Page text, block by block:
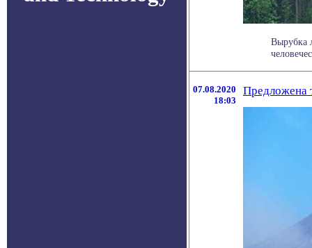
Вырубка
07.08.2020
18:03
Предложена